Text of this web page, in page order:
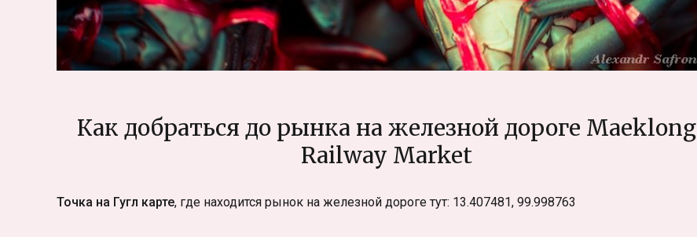
Как добраться до рынка на железной дороге Maeklong
Railway Market
Точка на Гугл карте, где находится рынок на железной дороге тут: 13.407481, 99.998763